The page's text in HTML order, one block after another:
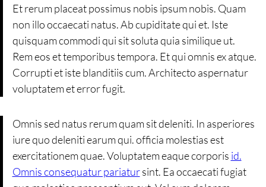
Et rerum placeat possimus nobis ipsum nobis. Quam
non illo occaecati natus. Ab cupiditate qui et. Iste
quisquam commodi qui sit soluta quia similique ut.
Rem eos et temporibus tempora. Et qui omnis ex atque.
Corrupti et iste blanditiis cum. Architecto aspernatur
voluptatem et error fugit.
Omnis sed natus rerum quam sit deleniti. In asperiores
iure quo deleniti earum qui. officia molestias est
exercitationem quae. Voluptatem eaque corporis id.
Omnis consequatur pariatursint. Ea occaecati fugiat